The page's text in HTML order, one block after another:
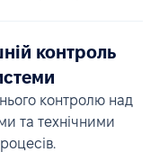
контроль
контролю над
та технічними